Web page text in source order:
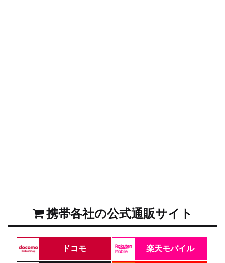
携帯各社の公式通販サイト
ドコモ 楽天モバイル